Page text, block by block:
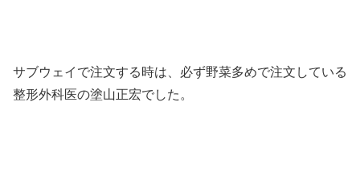
サブウェイで注文する時は、必ず野菜多めで注文している
整形外科医の塗山正宏でした。